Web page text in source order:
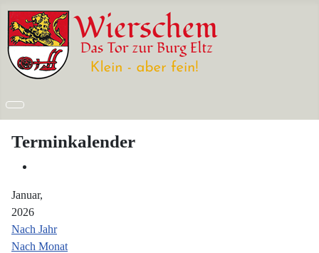
Terminkalender
Januar,
2026
Nach Jahr
Nach Monat